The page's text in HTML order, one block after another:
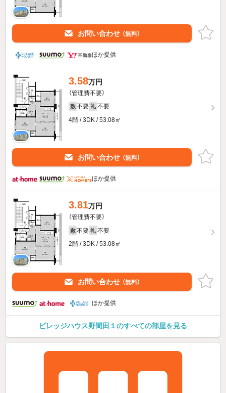
お問い合わせ （無料）
ほか提供
3.58万円
（管理費不要）
敷 不要 礼 不要
4階 / 3DK / 53.08㎡
お問い合わせ （無料）
ほか提供
3.81万円
（管理費不要）
敷 不要 礼 不要
2階 / 3DK / 53.08㎡
お問い合わせ （無料）
ほか提供
ビレッジハウス野間田１のすべての部屋を見る